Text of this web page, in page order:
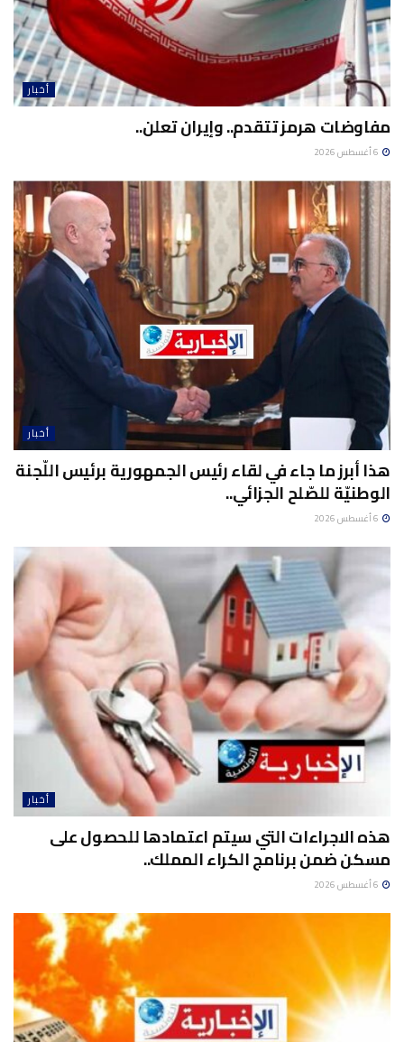
أخبار
مفاوضات هرمز تتقدم.. وإيران تعلن..
أخبار
هذا أبرز ما جاء في لقاء رئيس الجمهورية برئيس اللّجنة
الوطنيّة للصّلح الجزائي..
أخبار
هذه الاجراءات التي سيتم اعتمادها للحصول على
مسكن ضمن برنامج الكراء المملك..